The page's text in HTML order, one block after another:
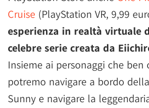
Cruise (PlayStation VR, 9,99
esperienza in realtà virtuale
celebre serie creata da
Insieme ai personaggi che ben
potremo navigare a bordo
Sunny e navigare la